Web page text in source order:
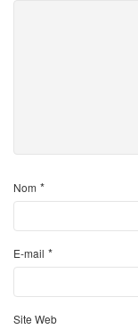
Nom *
E-mail *
Site Web